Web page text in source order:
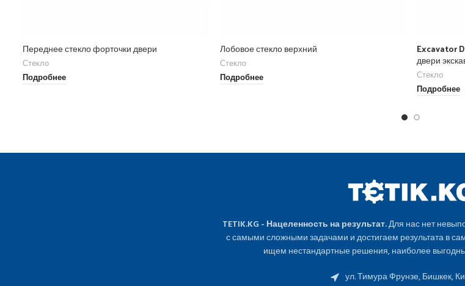
Переднее стекло форточки двери
Стекло
Подробнее
Лобовое стекло верхний
Стекло
Подробнее
Excavator
двери
Стекло
Подробнее
TETIK.KG - Нацеленность на результат.Для нас нет
с самыми сложными задачами и достигаем результата в
ищем нестандартные решения, наиболее
ул. Тимура Фрунзе, Бишкек,